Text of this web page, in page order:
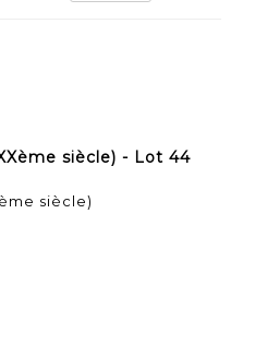
siècle) - Lot 44
siècle)